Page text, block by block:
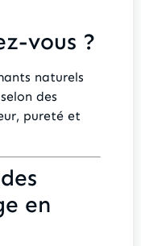
vous ?
naturels
des
pureté et
en